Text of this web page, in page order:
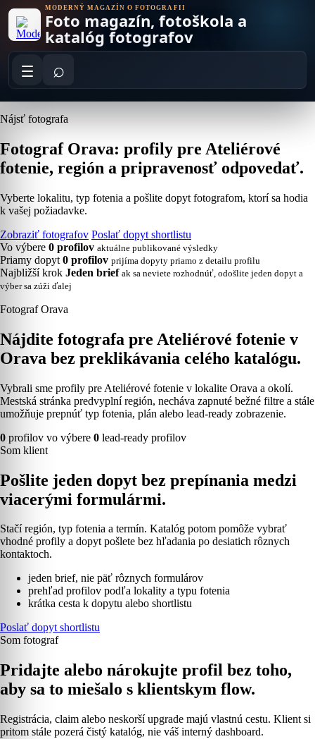
content
MODERNÝ MAGAZÍN O FOTOGRAFII
Foto magazín, fotoškola a
katalóg fotografov
⌕
Nájsť fotografa
Fotograf Orava: profily pre Ateliérové
fotenie, región a pripravenosť odpovedať.
Vyberte lokalitu, typ fotenia a pošlite dopyt fotografom, ktorí sa hodia
k vašej požiadavke.
Zobraziť fotografov Poslať dopyt shortlistu
Vo výbere 0 profilov aktuálne publikované výsledky
Priamy dopyt 0 profilov prijíma dopyty priamo z detailu profilu
Najbližší krok Jeden brief ak sa neviete rozhodnúť, odošlite jeden dopyt a
výber sa zúži ďalej
Fotograf Orava
Nájdite fotografa pre Ateliérové fotenie v
Orava bez preklikávania celého katalógu.
Vybrali sme profily pre Ateliérové fotenie v lokalite Orava a okolí.
Mestská stránka predvyplní región, necháva zapnuté bežné filtre a stále
umožňuje prepnúť typ fotenia, plán alebo lead-ready zobrazenie.
0 profilov vo výbere 0 lead-ready profilov
Som klient
Pošlite jeden dopyt bez prepínania medzi
viacerými formulármi.
Stačí región, typ fotenia a termín. Katalóg potom pomôže vybrať
vhodné profily a dopyt pošlete bez hľadania po desiatich rôznych
kontaktoch.
jeden brief, nie päť rôznych formulárov
prehľad profilov podľa lokality a typu fotenia
krátka cesta k dopytu alebo shortlistu
Poslať dopyt shortlistu
Som fotograf
Pridajte alebo nárokujte profil bez toho,
aby sa to miešalo s klientskym flow.
Registrácia, claim alebo neskorší upgrade majú vlastnú cestu. Klient si
pritom stále pozerá čistý katalóg, nie váš interný dashboard.